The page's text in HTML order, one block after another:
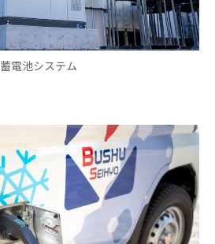
蓄電池システム